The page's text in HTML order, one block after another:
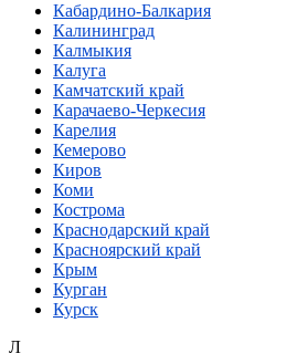
Кабардино-Балкария
Калининград
Калмыкия
Калуга
Камчатский край
Карачаево-Черкесия
Карелия
Кемерово
Киров
Коми
Кострома
Краснодарский край
Красноярский край
Крым
Курган
Курск
Л